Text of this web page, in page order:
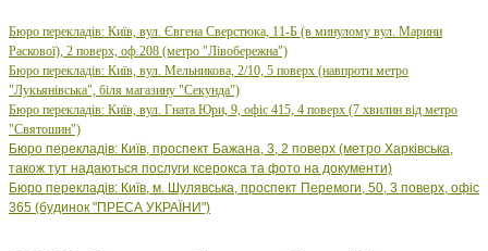
Бюро перекладів: Київ, вул. Євгена Сверстюка, 11-Б (в минулому вул. Марини
Раскової), 2 поверх, оф.208 (метро "Лівобережна")
Бюро перекладів: Київ, вул. Мельникова, 2/10, 5 поверх (навпроти метро
"Лукьянівська", біля магазину "Секунда")
Бюро перекладів: Київ, вул. Гната Юри, 9, офіс 415, 4 поверх (7 хвилин від метро
"Святошин")
Бюро перекладів: Київ, проспект Бажана, 3, 2 поверх (метро Харківська,
також тут надаються послуги ксерокса та фото на документи)
Бюро перекладів: Київ, м. Шулявська, проспект Перемоги, 50, 3 поверх, офіс
365 (будинок "ПРЕСА УКРАЇНИ")